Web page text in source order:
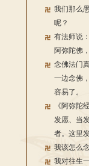
我们那么
呢？
有法师说
阿弥陀佛
念佛法门
一边念佛
容易了。
《阿弥陀
发愿、当
者。这里
我该怎么
我对往生